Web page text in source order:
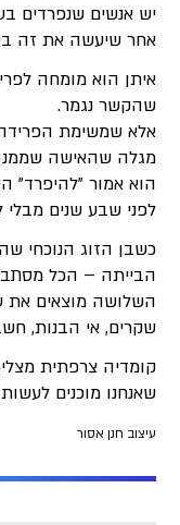
יש אנשים שנפרדים
אחר שיעשה את זה
איתן הוא מומחה
שהקשר נגמר.
אלא שמשימת
מגלה שהאישה
הוא אמור "להיפרד"
לפני שבע שנים מבלי
כשבן הזוג הנוכחי
הבייתה – הכל
השלושה מוצאים
שקרים, אי הבנות,
קומדיה צרפתית
שאנחנו מוכנים
עיצוב חנן אסור